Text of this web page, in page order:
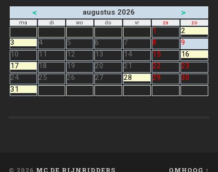
< augustus 2026 >
ma di wo do vr za zo
1
2
3
4 5 6 7 8
9
10
11 12 13 14 15
16
17
18 19 20 21 22
23
24
25 26 27 28 29
30
31
© 2026 MC DE RIJNRIDDERS OMHOOG ↑